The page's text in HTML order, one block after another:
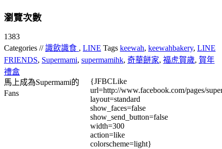
瀏覽次數
1383
Categories //識飲識食 , LINE Tags keewah, keewahbakery, LINE
FRIENDS, Supermami, supermamihk, 奇華餅家, 福虎賀歲, 賀年
禮盒
馬上成為Supermami的
Fans
{JFBCLike
url=http://www.facebook.com/pages/
layout=standard
show_faces=false
show_send_button=false
width=300
action=like
colorscheme=light}